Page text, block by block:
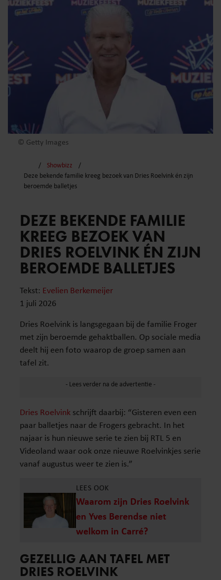
© Getty Images
Showbizz
Deze bekende familie kreeg bezoek van Dries Roelvink én zijn
beroemde balletjes
DEZE BEKENDE FAMILIE
KREEG BEZOEK VAN
DRIES ROELVINK ÉN ZIJN
BEROEMDE BALLETJES
Tekst: Evelien Berkemeijer
1 juli 2026
Dries Roelvink is langsgegaan bij de familie Froger
met zijn beroemde gehaktballen. Op sociale media
deelt hij een foto waarop de groep samen aan
tafel zit.
Dries Roelvink schrijft daarbij: “Gisteren even een
paar balletjes naar de Frogers gebracht. In het
najaar is hun nieuwe serie te zien bij RTL 5 en
Videoland waar ook onze nieuwe Roelvinkjes serie
vanaf augustus weer te zien is.”
LEES OOK
Waarom zijn Dries Roelvink
en Yves Berendse niet
welkom in Carré?
GEZELLIG AAN TAFEL MET
DRIES ROELVINK